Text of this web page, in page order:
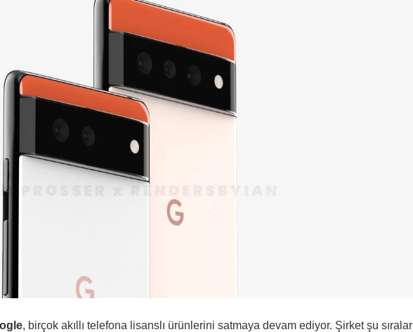
, birçok akıllı telefona lisanslı ürünlerini satmaya devam ediyor. Şirket şu sıralar